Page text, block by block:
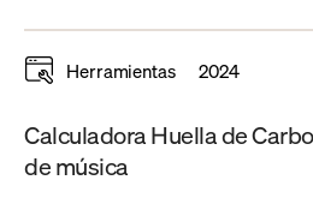
Herramientas 2024
Calculadora Huella de
de música